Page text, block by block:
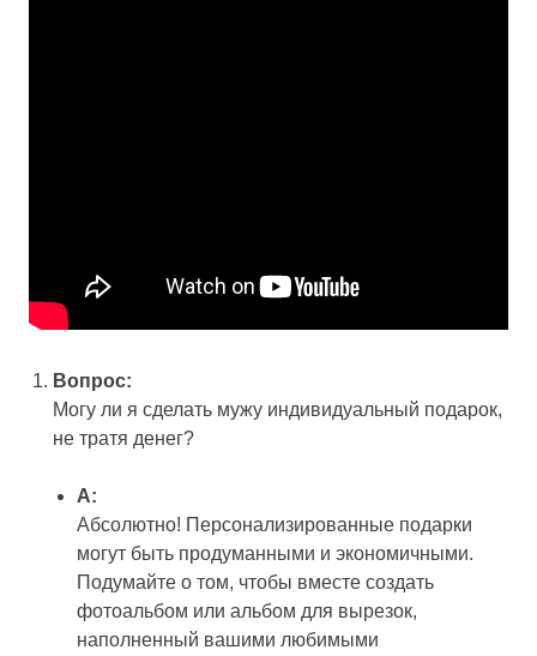
Вопрос:
Могу ли я сделать мужу индивидуальный подарок,
не тратя денег?
А:
Абсолютно! Персонализированные подарки
могут быть продуманными и экономичными.
Подумайте о том, чтобы вместе создать
фотоальбом или альбом для вырезок,
наполненный вашими любимыми